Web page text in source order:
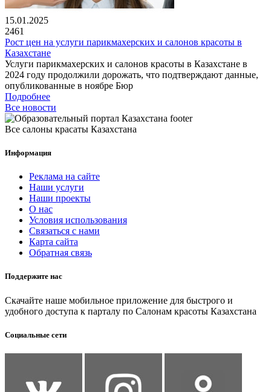
15.01.2025
2461
Рост цен на услуги парикмахерских и салонов красоты в
Казахстане
Услуги парикмахерских и салонов красоты в Казахстане в
2024 году продолжили дорожать, что подтверждают данные,
опубликованные в ноябре Бюр
Подробнее
Все новости
Все салоны красаты Казахстана
Информация
Реклама на сайте
Наши услуги
Наши проекты
О нас
Условия использования
Связаться с нами
Карта сайта
Обратная связь
Поддержите нас
Скачайте наше мобильное приложение для быстрого и
удобного доступа к парталу по Салонам красоты Казахстана
Социальные сети